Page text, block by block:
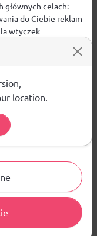
biznesową i
z myślą o klubach
oraz najlepsze
głównych celach:
do Ciebie reklam
wtyczek
i tym, jak
Polityką
location.